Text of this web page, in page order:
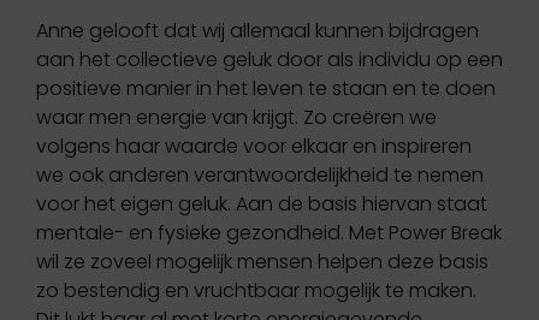
Anne gelooft dat wij allemaal kunnen bijdragen
aan het collectieve geluk door als individu op een
positieve manier in het leven te staan en te doen
waar men energie van krijgt. Zo creëren we
volgens haar waarde voor elkaar en inspireren
we ook anderen verantwoordelijkheid te nemen
voor het eigen geluk. Aan de basis hiervan staat
mentale- en fysieke gezondheid. Met Power Break
wil ze zoveel mogelijk mensen helpen deze basis
zo bestendig en vruchtbaar mogelijk te maken.